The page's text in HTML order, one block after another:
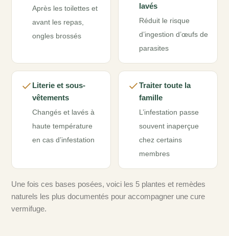
Après les toilettes et
avant les repas,
ongles brossés
lavés
Réduit le risque
d’ingestion d’œufs de
parasites
Literie et sous-
vêtements
Changés et lavés à
haute température
en cas d’infestation
Traiter toute la
famille
L’infestation passe
souvent inaperçue
chez certains
membres
Une fois ces bases posées, voici les 5 plantes et remèdes
naturels les plus documentés pour accompagner une cure
vermifuge.